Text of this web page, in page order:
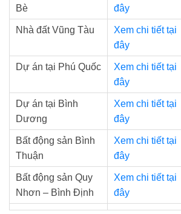
Bè đây
Nhà đất Vũng Tàu
Xem chi tiết tại
đây
Dự án tại Phú Quốc
Xem chi tiết tại
đây
Dự án tại Bình
Dương
Xem chi tiết tại
đây
Bất động sản Bình
Thuận
Xem chi tiết tại
đây
Bất động sản Quy
Nhơn – Bình Định
Xem chi tiết tại
đây